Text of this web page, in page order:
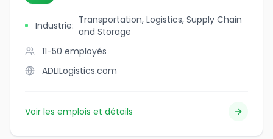
Industrie: Transportation, Logistics, Supply Chain
and Storage
11-50 employés
ADLILogistics.com
Voir les emplois et détails